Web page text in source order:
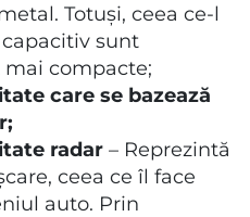
Totuși, ceea ce-l
sunt
compacte;
care se bazează
radar – Reprezintă
ceea ce îl face
auto. Prin